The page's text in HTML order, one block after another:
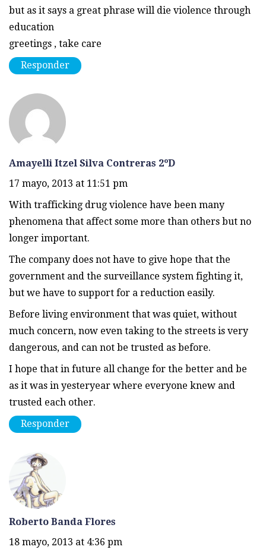
but as it says a great phrase will die violence through
education
greetings , take care
Responder
Amayelli Itzel Silva Contreras 2ºD
17 mayo, 2013 at 11:51 pm
With trafficking drug violence have been many
phenomena that affect some more than others but no
longer important.
The company does not have to give hope that the
government and the surveillance system fighting it,
but we have to support for a reduction easily.
Before living environment that was quiet, without
much concern, now even taking to the streets is very
dangerous, and can not be trusted as before.
I hope that in future all change for the better and be
as it was in yesteryear where everyone knew and
trusted each other.
Responder
Roberto Banda Flores
18 mayo, 2013 at 4:36 pm